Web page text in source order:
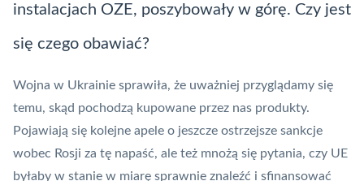
instalacjach OZE, poszybowały w górę. Czy jest
się czego obawiać?
Wojna w Ukrainie sprawiła, że uważniej przyglądamy się
temu, skąd pochodzą kupowane przez nas produkty.
Pojawiają się kolejne apele o jeszcze ostrzejsze sankcje
wobec Rosji za tę napaść, ale też mnożą się pytania, czy UE
byłaby w stanie w miarę sprawnie znaleźć i sfinansować